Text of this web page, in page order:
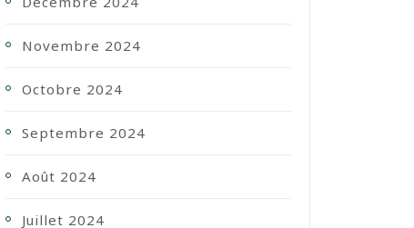
Novembre 2024
Octobre 2024
Septembre 2024
Août 2024
Juillet 2024